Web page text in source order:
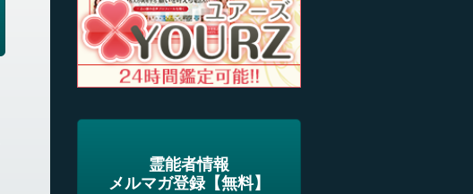
霊能者情報
メルマガ登録【無料】